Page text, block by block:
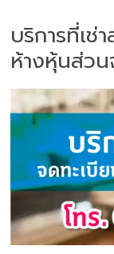
บริการที่เช่
ห้างหุ้นส่ว